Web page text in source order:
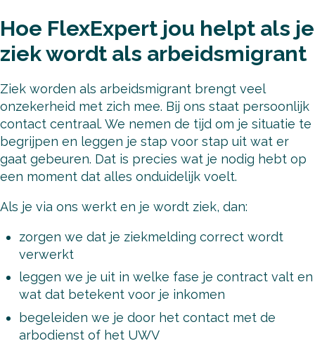
Hoe FlexExpert jou helpt als je
ziek wordt als arbeidsmigrant
Ziek worden als arbeidsmigrant brengt veel
onzekerheid met zich mee. Bij ons staat persoonlijk
contact centraal. We nemen de tijd om je situatie te
begrijpen en leggen je stap voor stap uit wat er
gaat gebeuren. Dat is precies wat je nodig hebt op
een moment dat alles onduidelijk voelt.
Als je via ons werkt en je wordt ziek, dan:
zorgen we dat je ziekmelding correct wordt
verwerkt
leggen we je uit in welke fase je contract valt en
wat dat betekent voor je inkomen
begeleiden we je door het contact met de
arbodienst of het UWV